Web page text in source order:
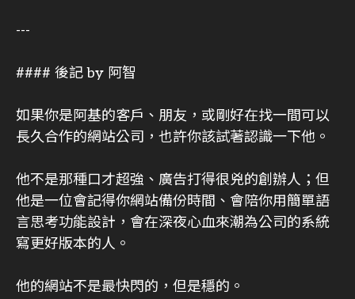
---
#### 後記 by 阿智
如果你是阿基的客戶、朋友，或剛好在找一間可以
長久合作的網站公司，也許你該試著認識一下他。
他不是那種口才超強、廣告打得很兇的創辦人；但
他是一位會記得你網站備份時間、會陪你用簡單語
言思考功能設計，會在深夜心血來潮為公司的系統
寫更好版本的人。
他的網站不是最快閃的，但是穩的。